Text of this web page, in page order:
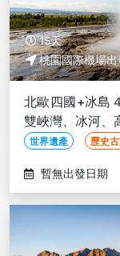
15天
桃園國際機場出
北歐四國+冰島
雙峽灣、冰河、
世界遺產 歷史
暫無出發日期